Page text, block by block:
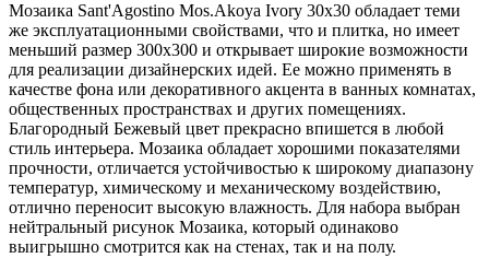
Мозаика Sant'Agostino Mos.Akoya Ivory 30x30 обладает теми
же эксплуатационными свойствами, что и плитка, но имеет
меньший размер 300x300 и открывает широкие возможности
для реализации дизайнерских идей. Ее можно применять в
качестве фона или декоративного акцента в ванных комнатах,
общественных пространствах и других помещениях.
Благородный Бежевый цвет прекрасно впишется в любой
стиль интерьера. Мозаика обладает хорошими показателями
прочности, отличается устойчивостью к широкому диапазону
температур, химическому и механическому воздействию,
отлично переносит высокую влажность. Для набора выбран
нейтральный рисунок Мозаика, который одинаково
выигрышно смотрится как на стенах, так и на полу.